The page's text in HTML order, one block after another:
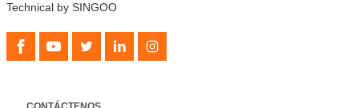
Technical by SINGOO
CONTÁCTENOS